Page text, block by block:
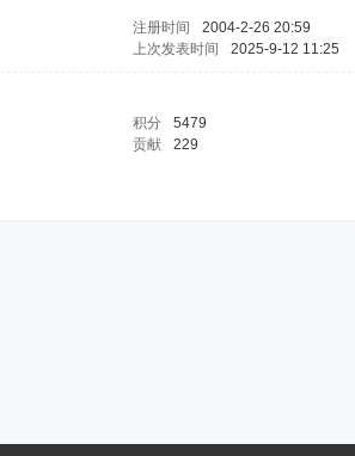
注册时间 2004-2-26 20:59
上次发表时间 2025-9-12 11:25
积分 5479
贡献 229